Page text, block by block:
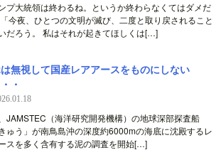
プ大統領は終わるね。というか終わらなくてはダメだ
今夜、ひとつの文明が滅び、二度と取り戻されること
だろう。 私はそれが起きてほしくは[…]
無視して国産レアアースをものにしない
・
JAMSTEC（海洋研究開発機構）の地球深部探査船
きゅう」が南鳥島沖の深度約6000mの海底に沈殿するレ
スを多く含有する泥の調査を開始[…]